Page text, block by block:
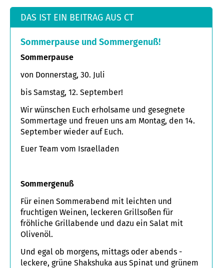
DAS IST EIN BEITRAG AUS CT
Sommerpause und Sommergenuß!
Sommerpause
von Donnerstag, 30. Juli
bis Samstag, 12. September!
Wir wünschen Euch erholsame und gesegnete
Sommertage und freuen uns am Montag, den 14.
September wieder auf Euch.
Euer Team vom Israelladen
Sommergenuß
Für einen Sommerabend mit leichten und
fruchtigen Weinen, leckeren Grillsoßen für
fröhliche Grillabende und dazu ein Salat mit
Olivenöl.
Und egal ob morgens, mittags oder abends -
leckere, grüne Shakshuka aus Spinat und grünem